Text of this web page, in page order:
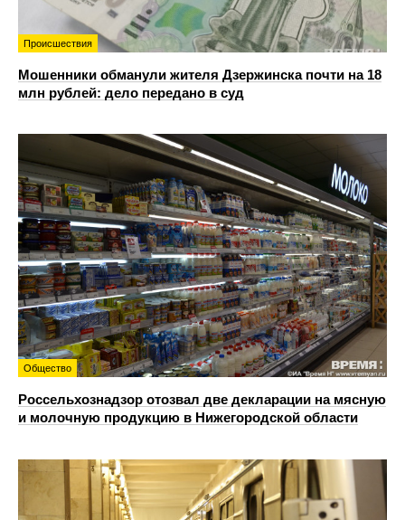
Происшествия
Мошенники обманули жителя Дзержинска почти на 18
млн рублей: дело передано в суд
Общество
Россельхознадзор отозвал две декларации на мясную
и молочную продукцию в Нижегородской области